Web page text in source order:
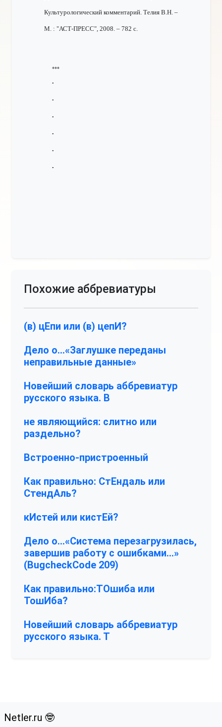
Культурологический комментарий. Телия В.Н. –
М. : "АСТ-ПРЕСС", 2008. – 782 с.
***
•
•
•
•
•
•
Похожие аббревиатуры
(в) цЕпи или (в) цепИ?
Дело о…«Заглушке переданы
неправильные данные»
Новейший словарь аббревиатур
русского языка. В
не являющийся: слитно или
раздельно?
Встроенно-пристроенный
Как правильно: СтЕндаль или
СтендАль?
кИстей или кистЕй?
Дело о…«Система перезагрузилась,
завершив работу с ошибками…»
(BugcheckCode 209)
Как правильно:ТОшиба или
ТошИба?
Новейший словарь аббревиатур
русского языка. Т
Netler.ru 🤓